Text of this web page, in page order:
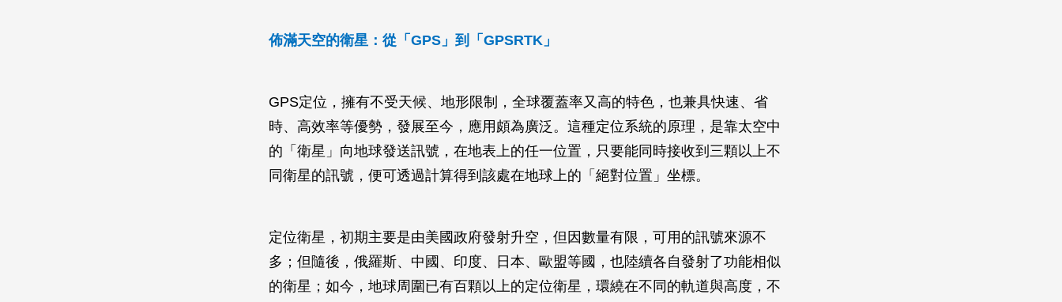
佈滿天空的衛星：從「GPS」到「GPSRTK」
GPS定位，擁有不受天候、地形限制，全球覆蓋率又高的特色，也兼具快速、省
時、高效率等優勢，發展至今，應用頗為廣泛。這種定位系統的原理，是靠太空中
的「衛星」向地球發送訊號，在地表上的任一位置，只要能同時接收到三顆以上不
同衛星的訊號，便可透過計算得到該處在地球上的「絕對位置」坐標。
定位衛星，初期主要是由美國政府發射升空，但因數量有限，可用的訊號來源不
多；但隨後，俄羅斯、中國、印度、日本、歐盟等國，也陸續各自發射了功能相似
的衛星；如今，地球周圍已有百顆以上的定位衛星，環繞在不同的軌道與高度，不